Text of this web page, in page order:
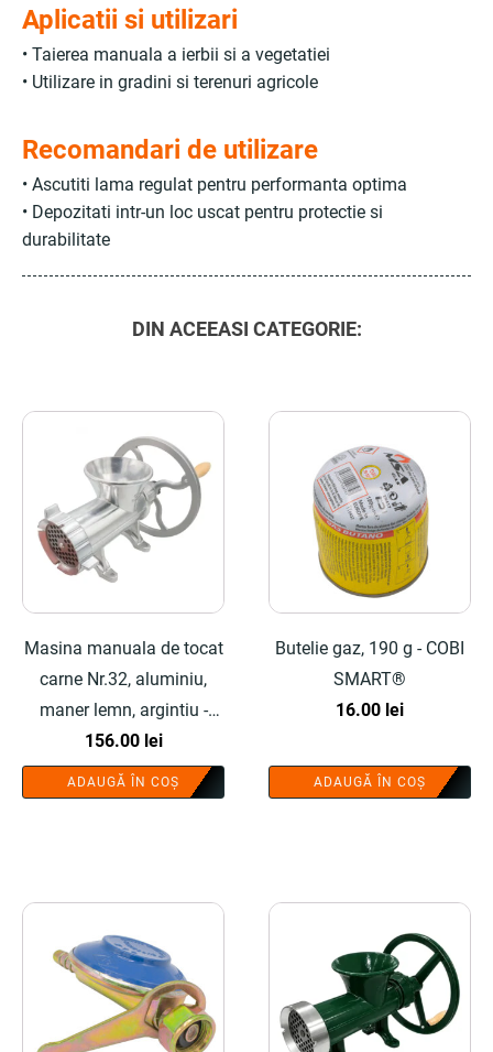
Aplicatii si utilizari
• Taierea manuala a ierbii si a vegetatiei
• Utilizare in gradini si terenuri agricole
Recomandari de utilizare
• Ascutiti lama regulat pentru performanta optima
• Depozitati intr-un loc uscat pentru protectie si
durabilitate
DIN ACEEASI CATEGORIE:
Masina manuala de tocat
carne Nr.32, aluminiu,
maner lemn, argintiu -
COBI SMART®
156.00 lei
ADAUGĂ ÎN COȘ
Butelie gaz, 190 g - COBI
SMART®
16.00 lei
ADAUGĂ ÎN COȘ